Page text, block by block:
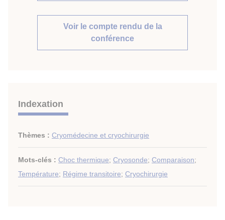
Voir le compte rendu de la
conférence
Indexation
Thèmes : Cryomédecine et cryochirurgie
Mots-clés : Choc thermique; Cryosonde; Comparaison;
Température; Régime transitoire; Cryochirurgie